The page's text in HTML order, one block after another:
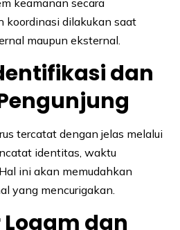
keamanan secara
koordinasi dilakukan saat
maupun eksternal.
dan
tercatat dengan jelas melalui
identitas, waktu
ini akan memudahkan
yang mencurigakan.
dan